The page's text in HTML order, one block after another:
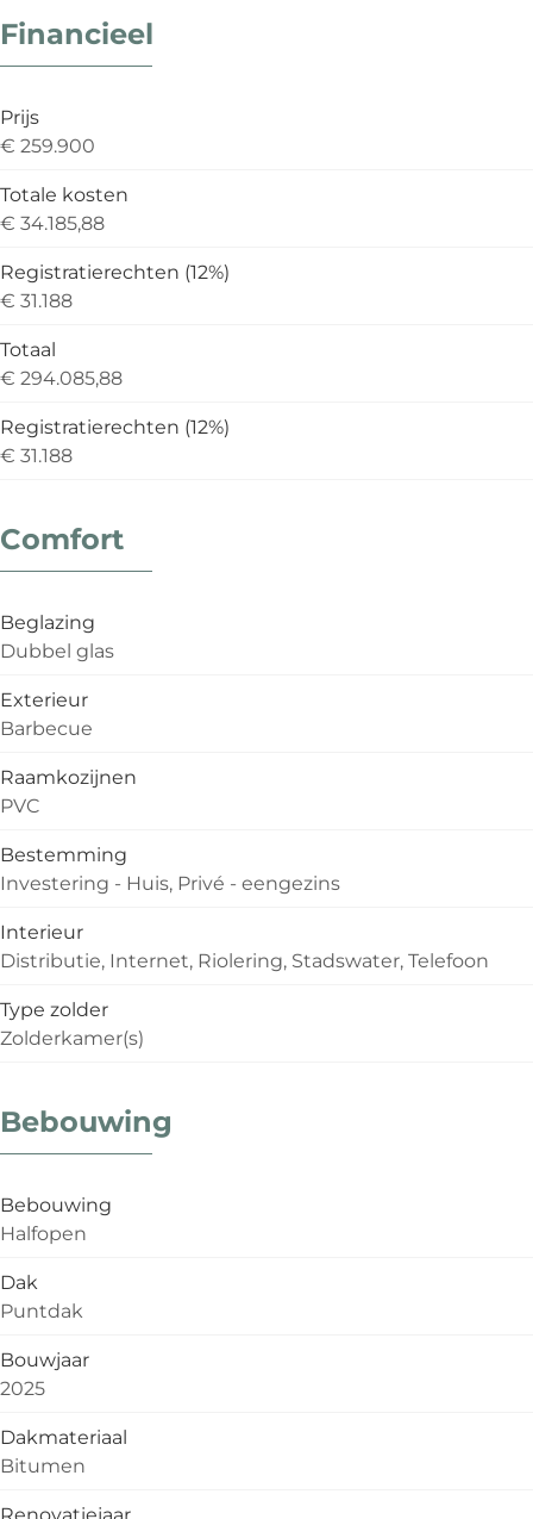
Financieel
Prijs
€ 259.900
Totale kosten
€ 34.185,88
Registratierechten (12%)
€ 31.188
Totaal
€ 294.085,88
Registratierechten (12%)
€ 31.188
Comfort
Beglazing
Dubbel glas
Exterieur
Barbecue
Raamkozijnen
PVC
Bestemming
Investering - Huis, Privé - eengezins
Interieur
Distributie, Internet, Riolering, Stadswater, Telefoon
Type zolder
Zolderkamer(s)
Bebouwing
Bebouwing
Halfopen
Dak
Puntdak
Bouwjaar
2025
Dakmateriaal
Bitumen
Renovatiejaar